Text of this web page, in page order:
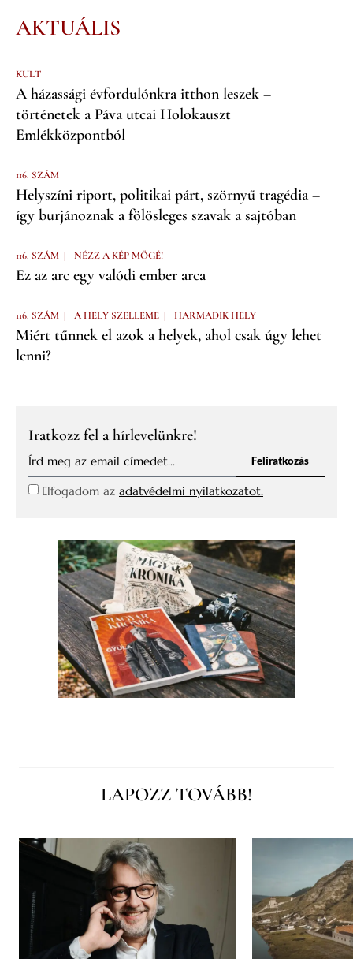
AKTUÁLIS
KULT
A házassági évfordulónkra itthon leszek –
történetek a Páva utcai Holokauszt
Emlékközpontból
116. SZÁM
Helyszíni riport, politikai párt, szörnyű tragédia –
így burjánoznak a fölösleges szavak a sajtóban
116. SZÁM | NÉZZ A KÉP MÖGÉ!
Ez az arc egy valódi ember arca
116. SZÁM | A HELY SZELLEME | HARMADIK HELY
Miért tűnnek el azok a helyek, ahol csak úgy lehet
lenni?
Iratkozz fel a hírlevelünkre!
Elfogadom az adatvédelmi nyilatkozatot.
Feliratkozás
LAPOZZ TOVÁBB!